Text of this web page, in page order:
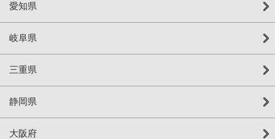
愛知県
岐阜県
三重県
静岡県
大阪府